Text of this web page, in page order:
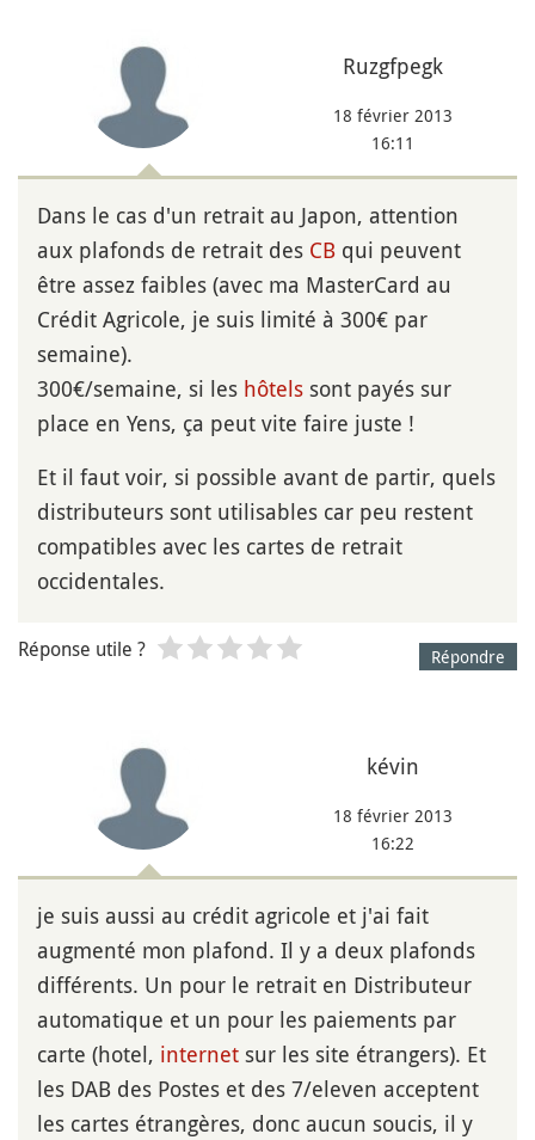
Ruzgfpegk
18 février 2013
16:11
Dans le cas d'un retrait au Japon, attention
aux plafonds de retrait des CB qui peuvent
être assez faibles (avec ma MasterCard au
Crédit Agricole, je suis limité à 300€ par
semaine).
300€/semaine, si les hôtels sont payés sur
place en Yens, ça peut vite faire juste !
Et il faut voir, si possible avant de partir, quels
distributeurs sont utilisables car peu restent
compatibles avec les cartes de retrait
occidentales.
Répondre
Réponse utile ?
kévin
18 février 2013
16:22
je suis aussi au crédit agricole et j'ai fait
augmenté mon plafond. Il y a deux plafonds
différents. Un pour le retrait en Distributeur
automatique et un pour les paiements par
carte (hotel, internet sur les site étrangers). Et
les DAB des Postes et des 7/eleven acceptent
les cartes étrangères, donc aucun soucis, il y